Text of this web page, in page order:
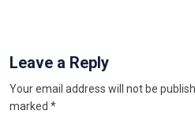
Leave a Reply
Your email address will not be
marked *